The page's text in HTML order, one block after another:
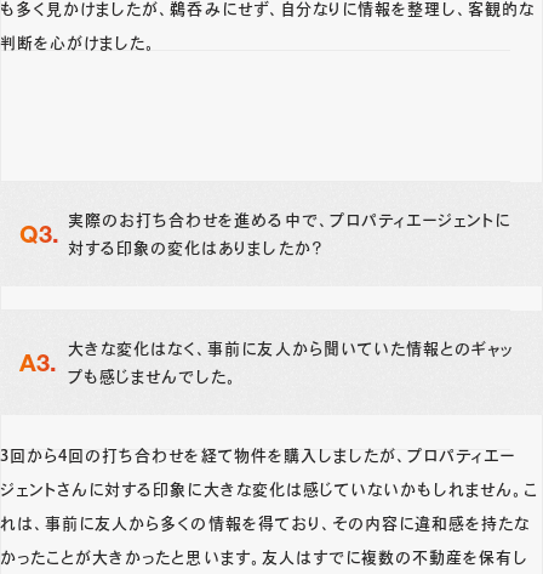
も多く見かけましたが、鵜呑みにせず、自分なりに情報を整理し、客観的な
判断を心がけました。
実際のお打ち合わせを進める中で、プロパティエージェントに
対する印象の変化はありましたか？
大きな変化はなく、事前に友人から聞いていた情報とのギャッ
プも感じませんでした。
3回から4回の打ち合わせを経て物件を購入しましたが、プロパティエー
ジェントさんに対する印象に大きな変化は感じていないかもしれません。こ
れは、事前に友人から多くの情報を得ており、その内容に違和感を持たな
かったことが大きかったと思います。友人はすでに複数の不動産を保有し